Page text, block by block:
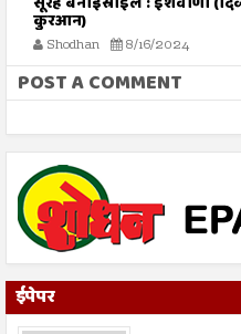
कुरआन)
Shodhan 8/16/2024
POST A COMMENT
ईपेपर